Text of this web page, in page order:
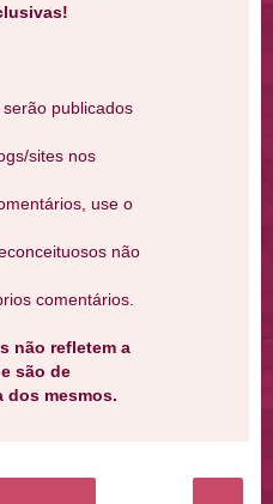
publicados
sites nos
use o
não
comentários.
não refletem a
são de
dos mesmos.